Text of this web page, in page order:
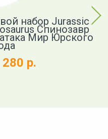
набор Jurassic
Спинозавр
Мир Юрского
р.
Next